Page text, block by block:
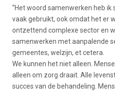
“Het woord samenwerken heb
vaak gebruikt, ook omdat het er
ontzettend complexe sector en
samenwerken met aanpalende
gemeentes, welzijn, et cetera.
We kunnen het niet alleen.
alleen om zorg draait. Alle
succes van de behandeling.